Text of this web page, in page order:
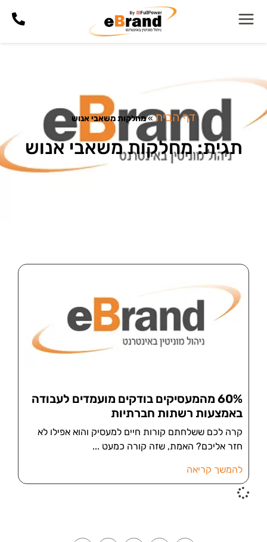
דף הבית»מחלקות משאבי אנוש
תגית: מחלקות משאבי אנוש
60% מהמעסיקים בודקים מועמדים לעבודה
באמצעות רשתות חברתיות
קרה לכם ששלחתם קורות חיים למעסיק והוא אפילו לא
חזר אליכם? האמת, שזה קורה כמעט
להמשך קריאה